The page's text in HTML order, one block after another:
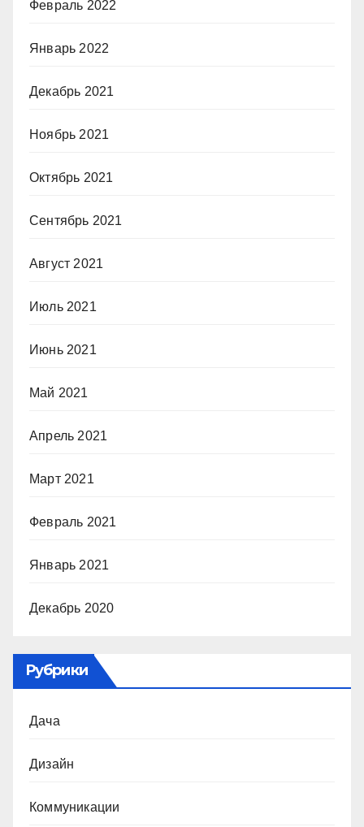
Февраль 2022
Январь 2022
Декабрь 2021
Ноябрь 2021
Октябрь 2021
Сентябрь 2021
Август 2021
Июль 2021
Июнь 2021
Май 2021
Апрель 2021
Март 2021
Февраль 2021
Январь 2021
Декабрь 2020
Рубрики
Дача
Дизайн
Коммуникации